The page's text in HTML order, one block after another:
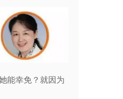
能幸免？就因为